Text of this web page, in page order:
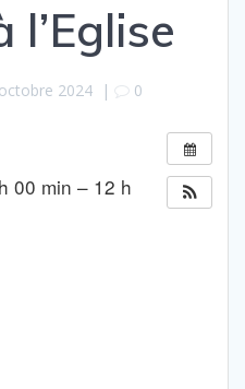
l’Eglise
2024| 0
00 min – 12 h